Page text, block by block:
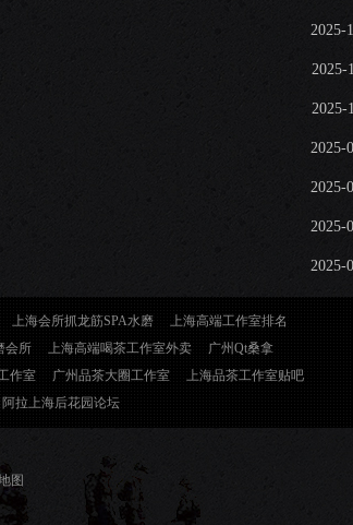
2025-
2025-
2025-
2025-
2025-
2025-
2025-
上海会所抓龙筋SPA水磨
上海高端工作室排名
会所 上海高端喝茶工作室外卖
广州Qt桑拿
作室 广州品茶大圈工作室
上海品茶工作室贴吧
阿拉上海后花园论坛
图